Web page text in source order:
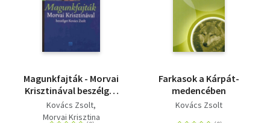
Magunkfajták - Morvai
Krisztinával beszélget
Kovács Zsolt
Kovács Zsolt
Morvai Krisztina
Farkasok a Kárpát-
medencében
Kovács Zsolt